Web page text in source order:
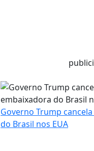
Governo Trump
do Brasil nos EUA